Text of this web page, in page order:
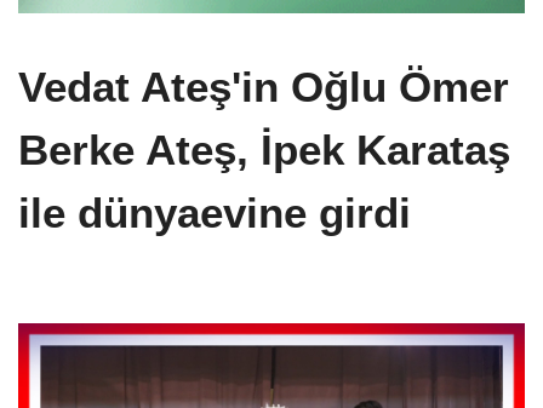
Vedat Ateş'in Oğlu Ömer
Berke Ateş, İpek Karataş
ile dünyaevine girdi